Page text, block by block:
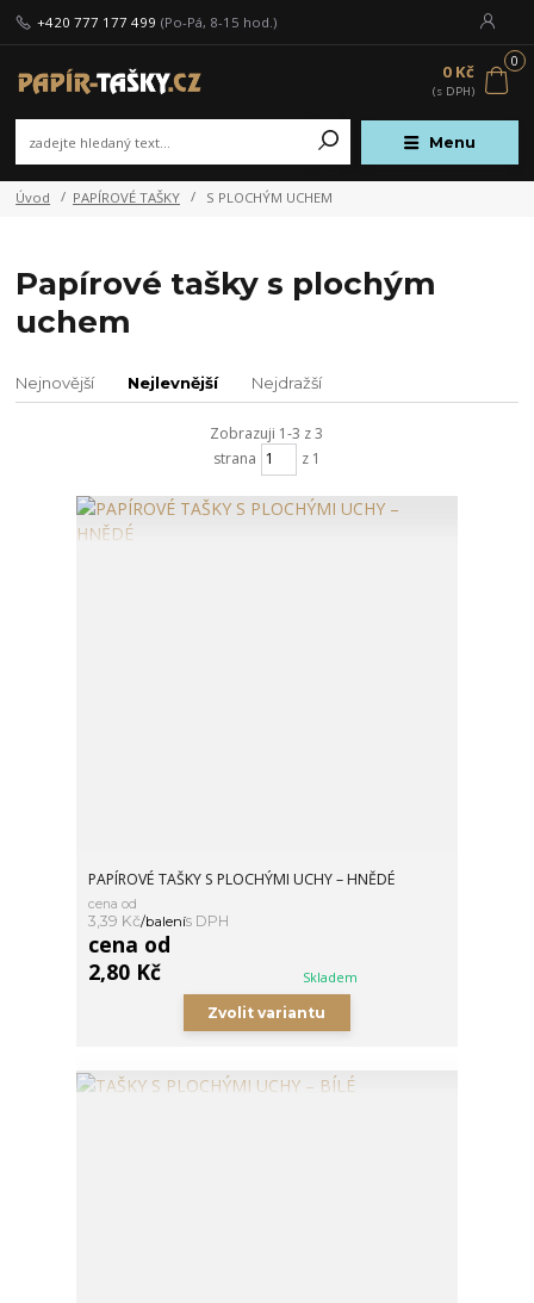
Menu
+420 777 177 499 (Po-Pá, 8-15 hod.)
0
0 Kč
Úvod PAPÍROVÉ TAŠKY S PLOCHÝM UCHEM
Papírové tašky s plochým
uchem
Nejnovější Nejlevnější Nejdražší
Zobrazuji 1-3 z 3
strana
z 1
PAPÍROVÉ TAŠKY S PLOCHÝMI UCHY – HNĚDÉ
cena od
3,39 Kč/balení
cena od
2,80 Kč
Skladem
Zvolit variantu